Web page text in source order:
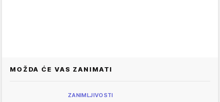
MOŽDA ĆE VAS ZANIMATI
ZANIMLJIVOSTI